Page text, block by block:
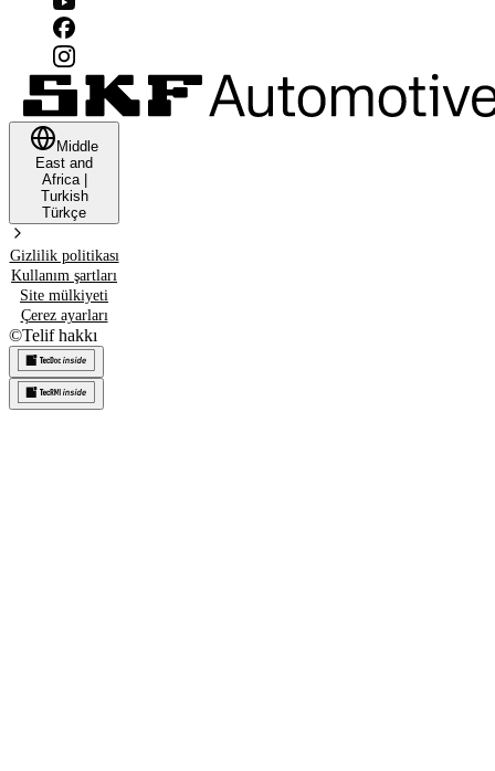
Middle
East and
Africa|
Turkish
Türkçe
Gizlilik politikası
Kullanım şartları
Site mülkiyeti
Çerez ayarları
©Telif hakkı